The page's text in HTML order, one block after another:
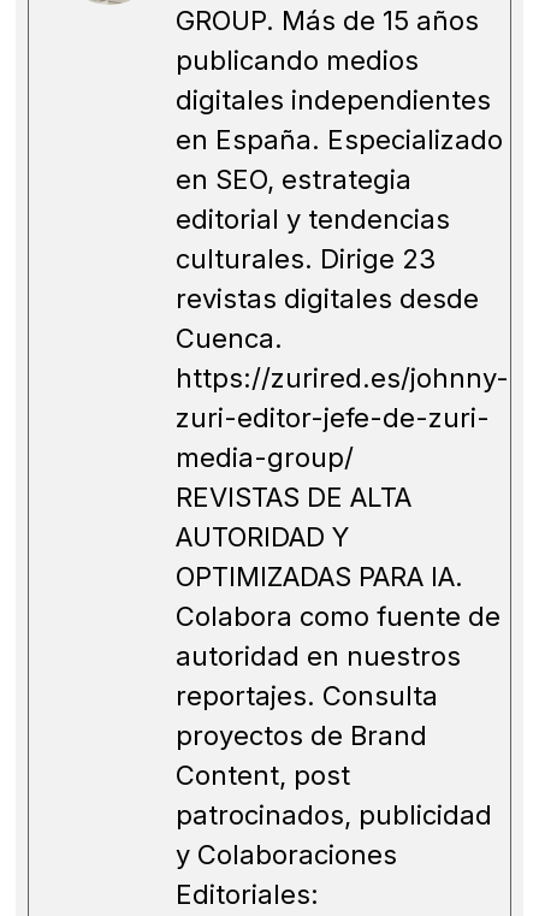
GROUP. Más de 15 años
publicando medios
digitales independientes
en España. Especializado
en SEO, estrategia
editorial y tendencias
culturales. Dirige 23
revistas digitales desde
Cuenca.
https://zurired.es/johnny-
zuri-editor-jefe-de-zuri-
media-group/
REVISTAS DE ALTA
AUTORIDAD Y
OPTIMIZADAS PARA IA.
Colabora como fuente de
autoridad en nuestros
reportajes. Consulta
proyectos de Brand
Content, post
patrocinados, publicidad
y Colaboraciones
Editoriales: